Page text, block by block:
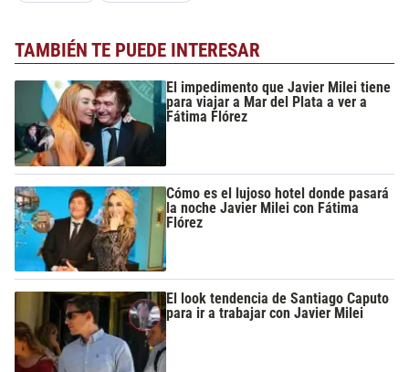
TAMBIÉN TE PUEDE INTERESAR
El impedimento que Javier Milei tiene
para viajar a Mar del Plata a ver a
Fátima Flórez
Cómo es el lujoso hotel donde pasará
la noche Javier Milei con Fátima
Flórez
El look tendencia de Santiago Caputo
para ir a trabajar con Javier Milei